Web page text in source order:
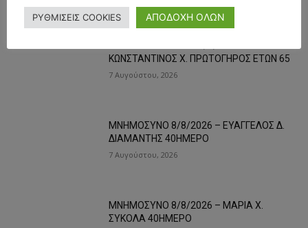
ΟΙ ΤΑΣΕΙΣ ΤΩΡΑ
ΚΩΝΣΤΑΝΤΙΝΟΣ Χ. ΠΡΩΤΟΓΗΡΟΣ ΕΤΩΝ 65
7 Αυγούστου, 2026
ΜΝΗΜΟΣΥΝΟ 8/8/2026 – ΕΥΑΓΓΕΛΟΣ Δ.
ΔΙΑΜΑΝΤΗΣ 40ΗΜΕΡΟ
7 Αυγούστου, 2026
ΜΝΗΜΟΣΥΝΟ 8/8/2026 – ΜΑΡΙΑ Χ.
ΣΥΚΟΛΑ 40ΗΜΕΡΟ
ΡΥΘΜΙΣΕΙΣ COOKIES ΑΠΟΔΟΧΗ ΟΛΩΝ